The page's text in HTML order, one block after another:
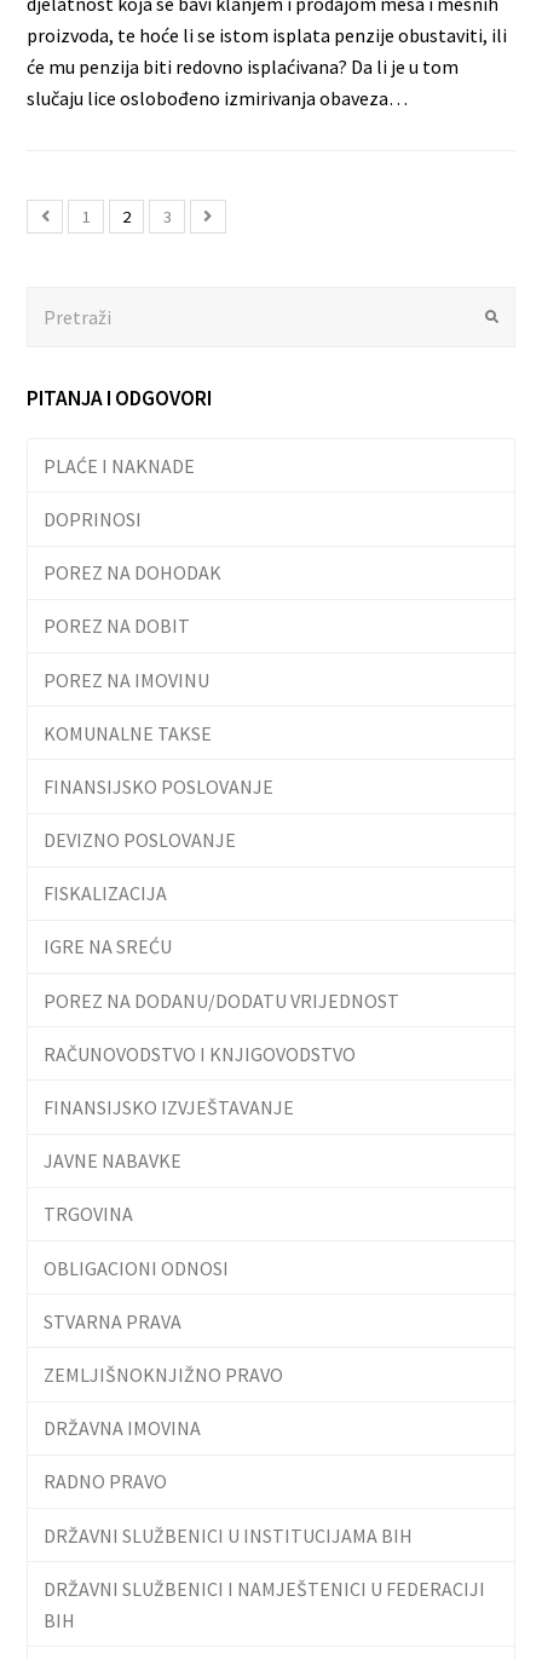
proizvoda, te hoće li se istom isplata penzije obustaviti, ili
će mu penzija biti redovno isplaćivana? Da li je u tom
slučaju lice oslobođeno izmirivanja obaveza…
1 2 3
Submit
PITANJA I ODGOVORI
PLAĆE I NAKNADE
DOPRINOSI
POREZ NA DOHODAK
POREZ NA DOBIT
POREZ NA IMOVINU
KOMUNALNE TAKSE
FINANSIJSKO POSLOVANJE
DEVIZNO POSLOVANJE
FISKALIZACIJA
IGRE NA SREĆU
POREZ NA DODANU/DODATU VRIJEDNOST
RAČUNOVODSTVO I KNJIGOVODSTVO
FINANSIJSKO IZVJEŠTAVANJE
JAVNE NABAVKE
TRGOVINA
OBLIGACIONI ODNOSI
STVARNA PRAVA
ZEMLJIŠNOKNJIŽNO PRAVO
DRŽAVNA IMOVINA
RADNO PRAVO
DRŽAVNI SLUŽBENICI U INSTITUCIJAMA BIH
DRŽAVNI SLUŽBENICI I NAMJEŠTENICI U FEDERACIJI
BIH